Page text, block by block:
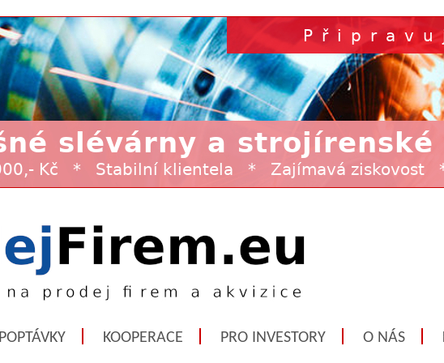
POPTÁVKY KOOPERACE PRO INVESTORY O NÁS